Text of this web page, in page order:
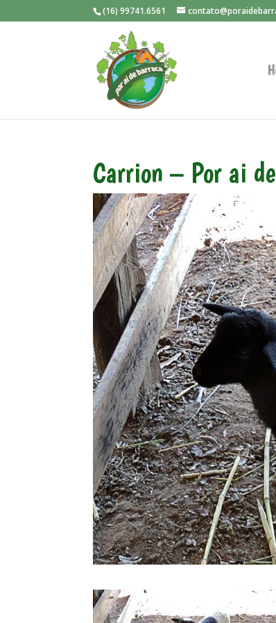
(16) 99741.6561
Carrion – Por ai